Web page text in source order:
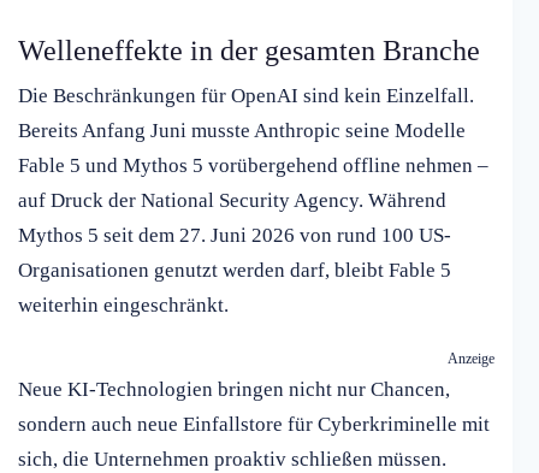
Welleneffekte in der gesamten Branche
Die Beschränkungen für OpenAI sind kein Einzelfall.
Bereits Anfang Juni musste Anthropic seine Modelle
Fable 5 und Mythos 5 vorübergehend offline nehmen –
auf Druck der National Security Agency. Während
Mythos 5 seit dem 27. Juni 2026 von rund 100 US-
Organisationen genutzt werden darf, bleibt Fable 5
weiterhin eingeschränkt.
Anzeige
Neue KI-Technologien bringen nicht nur Chancen,
sondern auch neue Einfallstore für Cyberkriminelle mit
sich, die Unternehmen proaktiv schließen müssen.